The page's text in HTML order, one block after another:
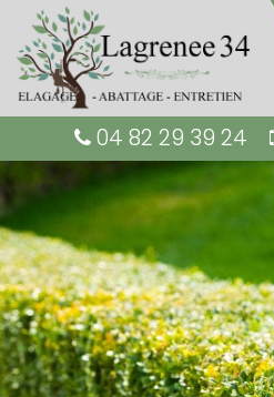
04 82 29 39 24